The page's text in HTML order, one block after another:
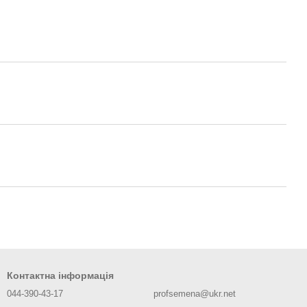
Контактна інформація
044-390-43-17 profsemena@ukr.net